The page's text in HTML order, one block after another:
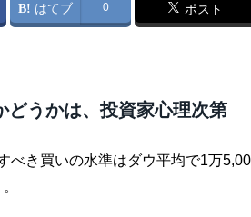
はてブ 0 ポスト
どうかは、投資家心理次第
べき買いの水準はダウ平均で1万